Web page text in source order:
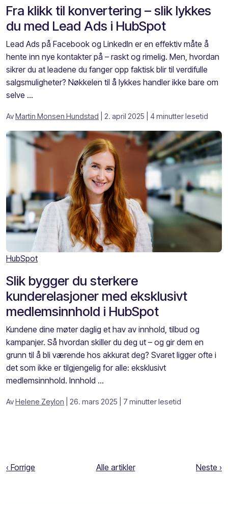
Fra klikk til konvertering – slik lykkes
du med Lead Ads i HubSpot
Lead Ads på Facebook og LinkedIn er en effektiv måte å
hente inn nye kontakter på – raskt og rimelig. Men, hvordan
sikrer du at leadene du fanger opp faktisk blir til verdifulle
salgsmuligheter? Nøkkelen til å lykkes handler ikke bare om
selve ...
AvMartin Monsen Hundstad | 2. april 2025 | 4 minutter lesetid
HubSpot
Slik bygger du sterkere
kunderelasjoner med eksklusivt
medlemsinnhold i HubSpot
Kundene dine møter daglig et hav av innhold, tilbud og
kampanjer. Så hvordan skiller du deg ut – og gir dem en
grunn til å bli værende hos akkurat deg? Svaret ligger ofte i
det som ikke er tilgjengelig for alle: eksklusivt
medlemsinnhold. Innhold ...
AvHelene Zeylon | 26. mars 2025 | 7 minutter lesetid
‹ Forrige Alle artikler Neste ›